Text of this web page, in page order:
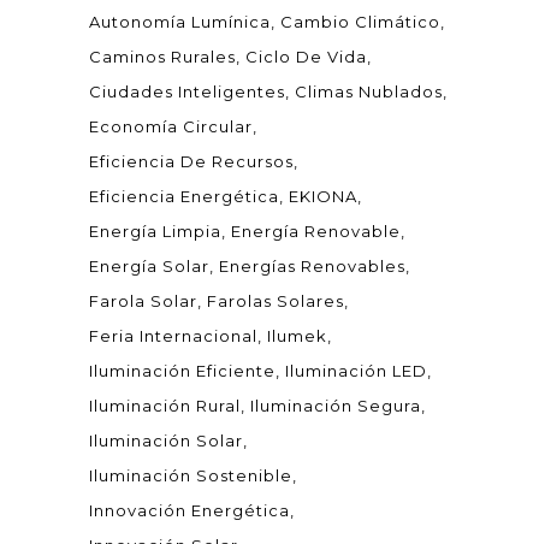
Autonomía Lumínica
Cambio Climático
Caminos Rurales
Ciclo De Vida
Ciudades Inteligentes
Climas Nublados
Economía Circular
Eficiencia De Recursos
Eficiencia Energética
EKIONA
Energía Limpia
Energía Renovable
Energía Solar
Energías Renovables
Farola Solar
Farolas Solares
Feria Internacional
Ilumek
Iluminación Eficiente
Iluminación LED
Iluminación Rural
Iluminación Segura
Iluminación Solar
Iluminación Sostenible
Innovación Energética